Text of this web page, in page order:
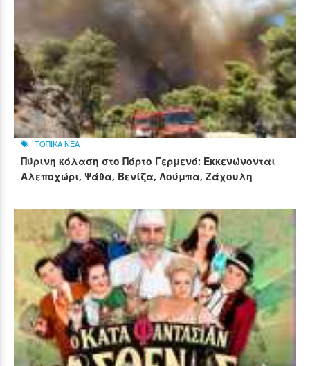
ΤΟΠΙΚΑ ΝΕΑ
Πύρινη κόλαση στο Πόρτο Γερμενό: Εκκενώνονται
Αλεποχώρι, Ψάθα, Βενίζα, Λούμπα, Ζάχουλη